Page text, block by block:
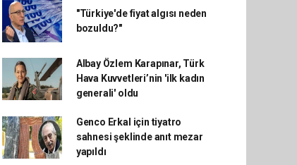
"Türkiye'de fiyat algısı neden
bozuldu?"
Albay Özlem Karapınar, Türk
Hava Kuvvetleri’nin 'ilk kadın
generali' oldu
Genco Erkal için tiyatro
sahnesi şeklinde anıt mezar
yapıldı